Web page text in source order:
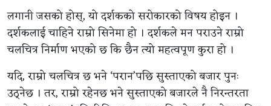
लगानी जसको होस्, यो दर्शकको सरोकारको विषय होइन ।
दर्शकलाई चाहिने राम्रो सिनेमा हो । दर्शकले मन पराउने राम्रो
चलचित्र निर्माण भएको छ कि छैन त्यो महत्वपूण कुरा हो ।
यदि, राम्रो चलचित्र छ भने ‘परान’पछि सुस्ताएको बजार पुनः
उठ्नेछ । तर, राम्रो रहेनछ भने सुस्ताएको बजारले नै निरन्तरता